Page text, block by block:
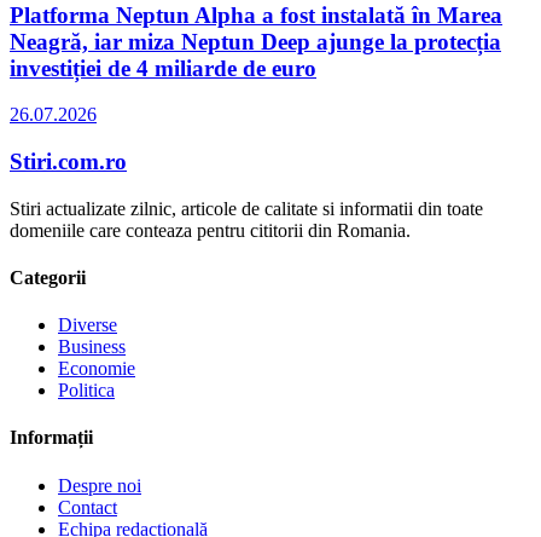
Platforma Neptun Alpha a fost instalată în Marea
Neagră, iar miza Neptun Deep ajunge la protecția
investiției de 4 miliarde de euro
26.07.2026
Stiri.com.ro
Stiri actualizate zilnic, articole de calitate si informatii din toate
domeniile care conteaza pentru cititorii din Romania.
Categorii
Diverse
Business
Economie
Politica
Informații
Despre noi
Contact
Echipa redacțională